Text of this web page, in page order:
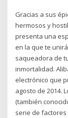
Gracias a sus
hermosos y
presenta una
en la que te
saqueadora de
inmortalidad.
electrónico que
agosto de 2014.
(también
serie de